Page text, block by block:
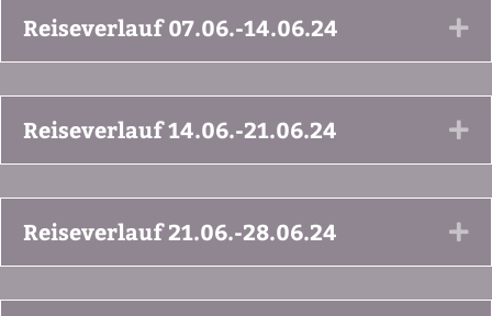
Reiseverlauf 07.06.-14.06.24
Reiseverlauf 14.06.-21.06.24
Reiseverlauf 21.06.-28.06.24